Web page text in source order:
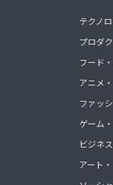
テクノ
プロダ
フード
アニメ
ファッ
ゲーム
ビジネ
アート